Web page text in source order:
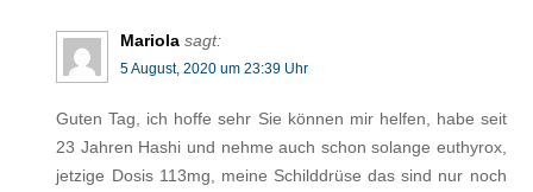
Mariola sagt:
5 August, 2020 um 23:39 Uhr
Guten Tag, ich hoffe sehr Sie können mir helfen, habe seit
23 Jahren Hashi und nehme auch schon solange euthyrox,
jetzige Dosis 113mg, meine Schilddrüse das sind nur noch